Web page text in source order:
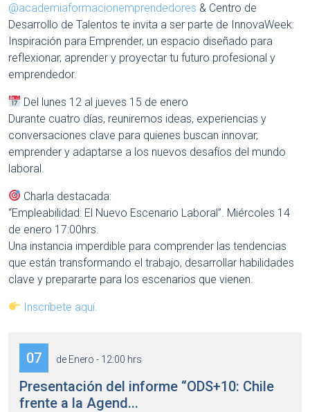
@academiaformacionemprendedores & Centro de
Desarrollo de Talentos te invita a ser parte de InnovaWeek:
Inspiración para Emprender, un espacio diseñado para
reflexionar, aprender y proyectar tu futuro profesional y
emprendedor.
Del lunes 12 al jueves 15 de enero
Durante cuatro días, reuniremos ideas, experiencias y
conversaciones clave para quienes buscan innovar,
emprender y adaptarse a los nuevos desafíos del mundo
laboral.
Charla destacada:
“Empleabilidad: El Nuevo Escenario Laboral”. Miércoles 14
de enero 17:00hrs.
Una instancia imperdible para comprender las tendencias
que están transformando el trabajo, desarrollar habilidades
clave y prepararte para los escenarios que vienen.
Inscríbete aquí.
07 de Enero - 12:00 hrs
Presentación del informe “ODS+10: Chile
frente a la Agend...